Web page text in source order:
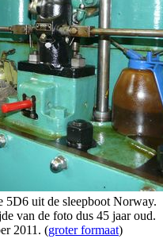
5D6 uit de sleepboot Norway.
van de foto dus 45 jaar oud.
2011. (groter formaat)